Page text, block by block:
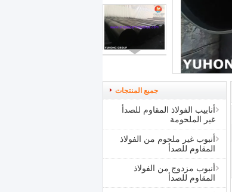
جميع المنتجات
أنابيب الفولاذ المقاوم للصدأ
غير الملحومة
أنبوب غير ملحوم من الفولاذ
المقاوم للصدأ
أنبوب مزدوج من الفولاذ
المقاوم للصدأ